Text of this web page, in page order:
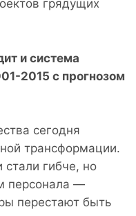
грядущих
и система
2015 с прогнозом
сегодня
трансформации.
стали гибче, но
персонала —
перестают быть